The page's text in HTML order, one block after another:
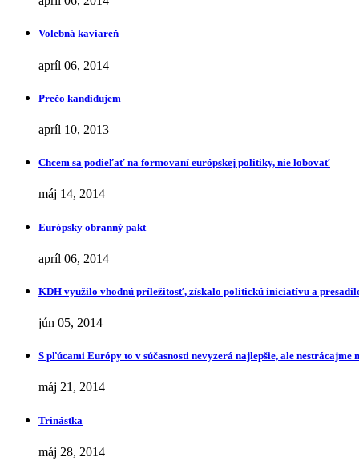
Volebná kaviareň
apríl 06, 2014
Prečo kandidujem
apríl 10, 2013
Chcem sa podieľať na formovaní európskej politiky, nie lobovať
máj 14, 2014
Európsky obranný pakt
apríl 06, 2014
KDH využilo vhodnú príležitosť, získalo politickú iniciatívu a
jún 05, 2014
S pľúcami Európy to v súčasnosti nevyzerá najlepšie, ale nestrácajme
máj 21, 2014
Trinástka
máj 28, 2014